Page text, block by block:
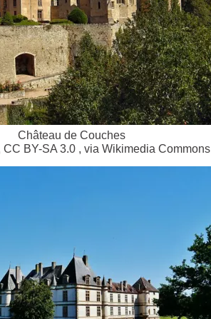
Château de Couches
BY-SA 3.0 , via Wikimedia Commons